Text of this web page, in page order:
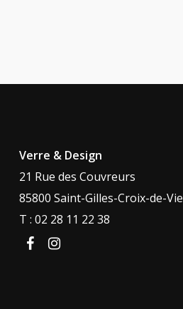
Verre & Design
21 Rue des Couvreurs
85800 Saint-Gilles-Croix-de-Vie
T : 02 28 11 22 38
facebookinstagram